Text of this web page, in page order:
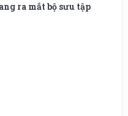
ra mắt bộ sưu tập